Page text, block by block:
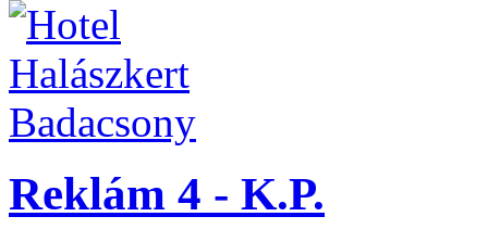
Reklám 4 - K.P.